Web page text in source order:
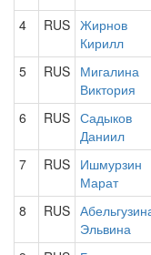
4 RUS Жирнов
Кирилл
5 RUS Мигалина
Виктория
6 RUS Садыков
Даниил
7 RUS Ишмурзин
Марат
8 RUS
Эльвина